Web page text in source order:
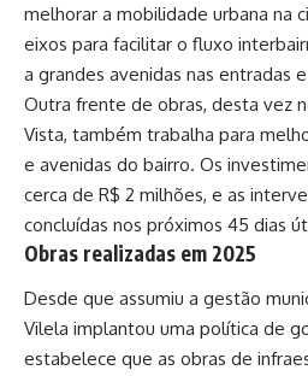
melhorar a mobilidade urbana na
eixos para facilitar o fluxo
a grandes avenidas nas entradas
Outra frente de obras, desta vez
Vista, também trabalha para
e avenidas do bairro. Os
cerca de R$ 2 milhões, e as
concluídas nos próximos 45 dias
Obras realizadas em 2025
Desde que assumiu a gestão
Vilela implantou uma política de
estabelece que as obras de